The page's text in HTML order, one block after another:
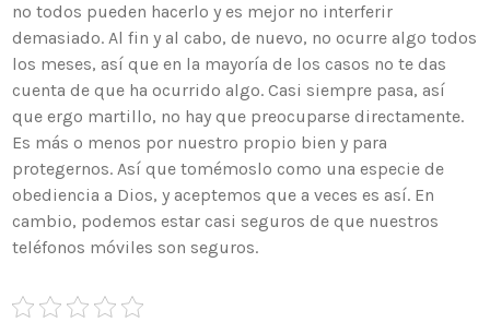
no todos pueden hacerlo y es mejor no interferir
demasiado. Al fin y al cabo, de nuevo, no ocurre algo todos
los meses, así que en la mayoría de los casos no te das
cuenta de que ha ocurrido algo. Casi siempre pasa, así
que ergo martillo, no hay que preocuparse directamente.
Es más o menos por nuestro propio bien y para
protegernos. Así que tomémoslo como una especie de
obediencia a Dios, y aceptemos que a veces es así. En
cambio, podemos estar casi seguros de que nuestros
teléfonos móviles son seguros.